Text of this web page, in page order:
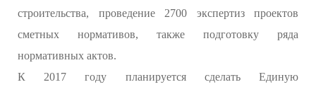
строительства, проведение 2700 экспертиз проектов
сметных нормативов, также подготовку ряда
нормативных актов.
К 2017 году планируется сделать Единую